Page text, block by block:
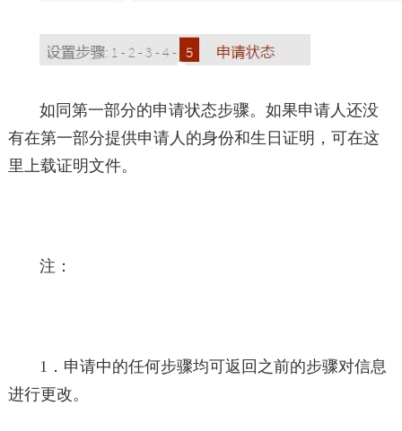
如同第一部分的申请状态步骤。如果申请人还没
有在第一部分提供申请人的身份和生日证明，可在这
里上载证明文件。
注：
1．申请中的任何步骤均可返回之前的步骤对信息
进行更改。